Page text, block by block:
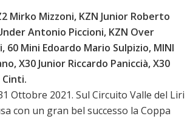
Mirko Mizzoni, KZN Junior Roberto
Antonio Piccioni, KZN Over
60 Mini Edoardo Mario Sulpizio, MINI
X30 Junior Riccardo Paniccià, X30
Cinti.
Ottobre 2021. Sul Circuito Valle del Liri
con un gran bel successo la Coppa